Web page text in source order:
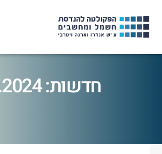
חדשות: 01.09.2024